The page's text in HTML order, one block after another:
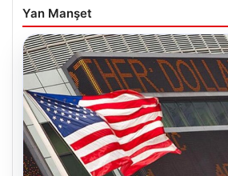
Yan Manşet